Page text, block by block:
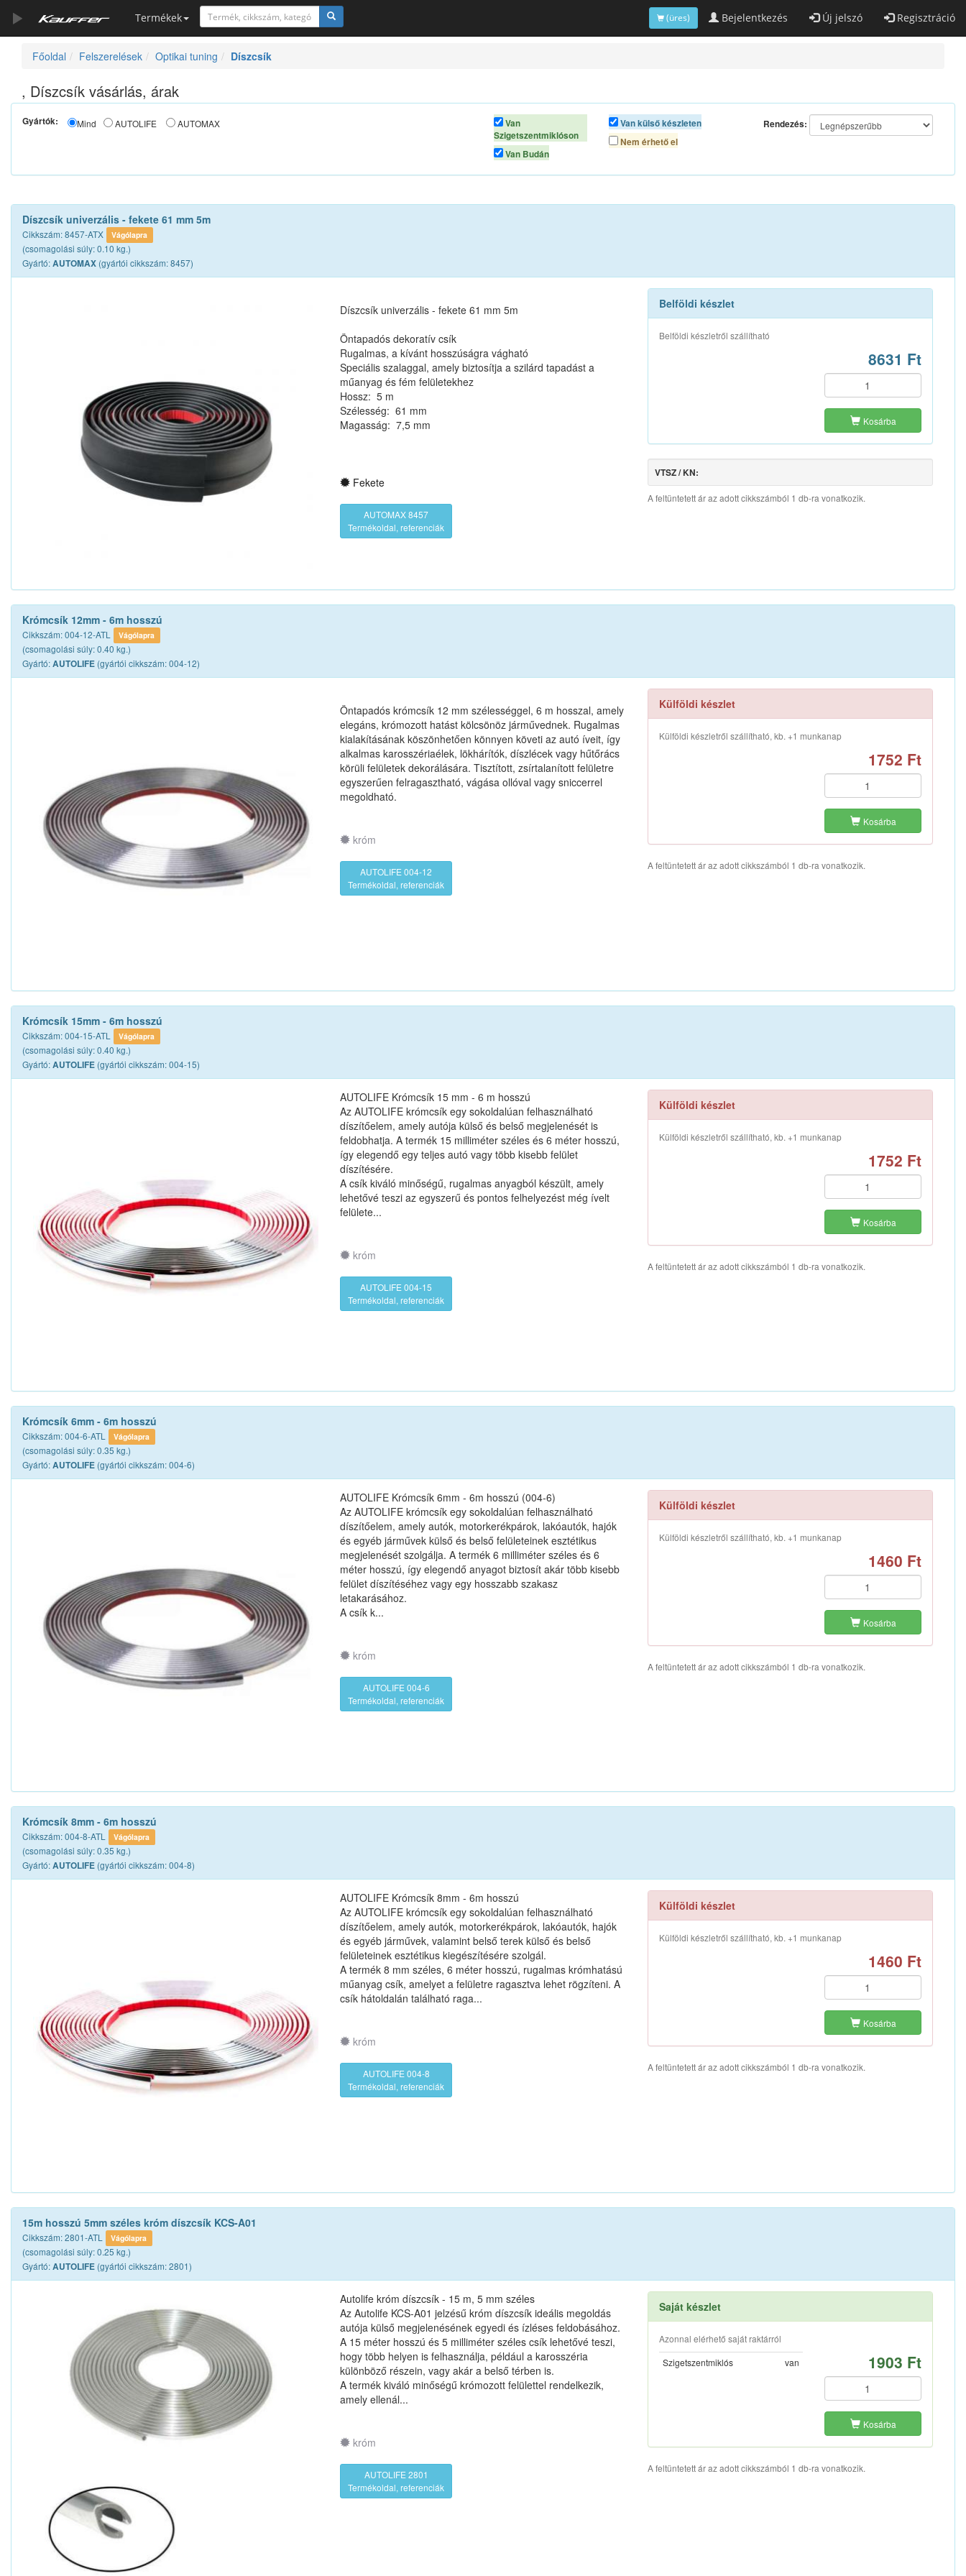
Termékek Bejelentkezés Új jelszó Regisztráció
(üres)
Szerszámkatalógus
Kosár
Főoldal Felszerelések Optikai tuning Díszcsík
, Díszcsík vásárlás, árak
Gyártók: Mind AUTOLIFE AUTOMAX
Van
Szigetszentmiklóson
Van Budán
Van külső készleten
Nem érhető el
Rendezés:
Díszcsík univerzális - fekete 61 mm 5m
Cikkszám: 8457-ATX Vágólapra
(csomagolási súly: 0.10 kg.)
Gyártó:AUTOMAX (gyártói cikkszám: 8457)
Díszcsík univerzális - fekete 61 mm 5m
Öntapadós dekoratív csík
Rugalmas, a kívánt hosszúságra vágható
Speciális szalaggal, amely biztosítja a szilárd tapadást a
műanyag és fém felületekhez
Hossz: 5 m
Szélesség: 61 mm
Magasság: 7,5 mm
Fekete
AUTOMAX 8457
Termékoldal, referenciák
Belföldi készlet
Belföldi készletről szállítható
8631 Ft
Kosárba
VTSZ / KN:
A feltüntetett ár az adott cikkszámból 1 db-ra vonatkozik.
Krómcsík 12mm - 6m hosszú
Cikkszám: 004-12-ATL Vágólapra
(csomagolási súly: 0.40 kg.)
Gyártó:AUTOLIFE (gyártói cikkszám: 004-12)
Öntapadós krómcsík 12 mm szélességgel, 6 m hosszal, amely
elegáns, krómozott hatást kölcsönöz járművednek. Rugalmas
kialakításának köszönhetően könnyen követi az autó íveit, így
alkalmas karosszériaélek, lökhárítók, díszlécek vagy hűtőrács
körüli felületek dekorálására. Tisztított, zsírtalanított felületre
egyszerűen felragasztható, vágása ollóval vagy sniccerrel
megoldható.
króm
AUTOLIFE 004-12
Termékoldal, referenciák
Külföldi készlet
Külföldi készletről szállítható, kb. +1 munkanap
1752 Ft
Kosárba
A feltüntetett ár az adott cikkszámból 1 db-ra vonatkozik.
Krómcsík 15mm - 6m hosszú
Cikkszám: 004-15-ATL Vágólapra
(csomagolási súly: 0.40 kg.)
Gyártó:AUTOLIFE (gyártói cikkszám: 004-15)
AUTOLIFE Krómcsík 15 mm - 6 m hosszú
Az AUTOLIFE krómcsík egy sokoldalúan felhasználható
díszítőelem, amely autója külső és belső megjelenését is
feldobhatja. A termék 15 milliméter széles és 6 méter hosszú,
így elegendő egy teljes autó vagy több kisebb felület
díszítésére.
A csík kiváló minőségű, rugalmas anyagból készült, amely
lehetővé teszi az egyszerű és pontos felhelyezést még ívelt
felülete...
króm
AUTOLIFE 004-15
Termékoldal, referenciák
Külföldi készlet
Külföldi készletről szállítható, kb. +1 munkanap
1752 Ft
Kosárba
A feltüntetett ár az adott cikkszámból 1 db-ra vonatkozik.
Krómcsík 6mm - 6m hosszú
Cikkszám: 004-6-ATL Vágólapra
(csomagolási súly: 0.35 kg.)
Gyártó:AUTOLIFE (gyártói cikkszám: 004-6)
AUTOLIFE Krómcsík 6mm - 6m hosszú (004-6)
Az AUTOLIFE krómcsík egy sokoldalúan felhasználható
díszítőelem, amely autók, motorkerékpárok, lakóautók, hajók
és egyéb járművek külső és belső felületeinek esztétikus
megjelenését szolgálja. A termék 6 milliméter széles és 6
méter hosszú, így elegendő anyagot biztosít akár több kisebb
felület díszítéséhez vagy egy hosszabb szakasz
letakarásához.
A csík k...
króm
AUTOLIFE 004-6
Termékoldal, referenciák
Külföldi készlet
Külföldi készletről szállítható, kb. +1 munkanap
1460 Ft
Kosárba
A feltüntetett ár az adott cikkszámból 1 db-ra vonatkozik.
Krómcsík 8mm - 6m hosszú
Cikkszám: 004-8-ATL Vágólapra
(csomagolási súly: 0.35 kg.)
Gyártó:AUTOLIFE (gyártói cikkszám: 004-8)
AUTOLIFE Krómcsík 8mm - 6m hosszú
Az AUTOLIFE krómcsík egy sokoldalúan felhasználható
díszítőelem, amely autók, motorkerékpárok, lakóautók, hajók
és egyéb járművek, valamint belső terek külső és belső
felületeinek esztétikus kiegészítésére szolgál.
A termék 8 mm széles, 6 méter hosszú, rugalmas krómhatású
műanyag csík, amelyet a felületre ragasztva lehet rögzíteni. A
csík hátoldalán található raga...
króm
AUTOLIFE 004-8
Termékoldal, referenciák
Külföldi készlet
Külföldi készletről szállítható, kb. +1 munkanap
1460 Ft
Kosárba
A feltüntetett ár az adott cikkszámból 1 db-ra vonatkozik.
15m hosszú 5mm széles króm díszcsík KCS-A01
Cikkszám: 2801-ATL Vágólapra
(csomagolási súly: 0.25 kg.)
Gyártó:AUTOLIFE (gyártói cikkszám: 2801)
Autolife króm díszcsík - 15 m, 5 mm széles
Az Autolife KCS-A01 jelzésű króm díszcsík ideális megoldás
autója külső megjelenésének egyedi és ízléses feldobásához.
A 15 méter hosszú és 5 milliméter széles csík lehetővé teszi,
hogy több helyen is felhasználja, például a karosszéria
különböző részein, vagy akár a belső térben is.
A termék kiváló minőségű krómozott felülettel rendelkezik,
amely ellenál...
króm
AUTOLIFE 2801
Termékoldal, referenciák
Saját készlet
Azonnal elérhető saját raktárról
Szigetszentmiklós
van 1903 Ft
Kosárba
A feltüntetett ár az adott cikkszámból 1 db-ra vonatkozik.